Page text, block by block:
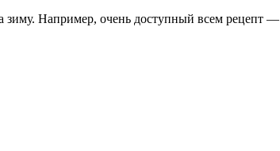
зиму. Например, очень доступный всем рецепт —